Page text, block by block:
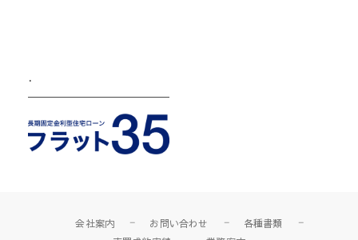
.
会社案内 お問い合わせ
各種書類